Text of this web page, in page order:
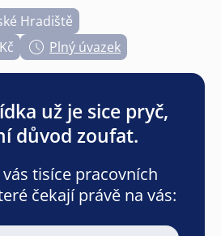
Hradiště
Plný úvazek
už je sice pryč,
důvod zoufat.
tisíce pracovních
čekají právě na vás: